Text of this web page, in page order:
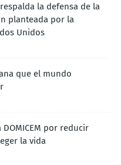
la defensa de la
planteada por la
Unidos
que el mundo
DOMICEM por reducir
la vida